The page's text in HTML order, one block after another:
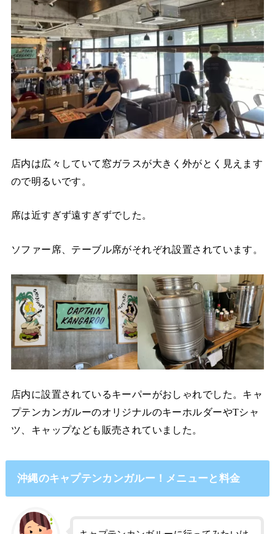
店内は広々していて窓ガラスが大きく外がとく見えます
ので明るいです。
席は近すぎず遠すぎずでした。
ソファー席、テーブル席がそれぞれ設置されています。
店内に設置されているキーパーがおしゃれでした。キャ
プテンカンガルーのオリジナルのキーホルダーやTシャ
ツ、キャップなども販売されていました。
沖縄のキャプテンカンガルー！メニューと料金